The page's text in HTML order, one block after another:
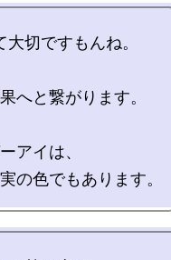
切ですもんね。
へと繋がります。
アイは、